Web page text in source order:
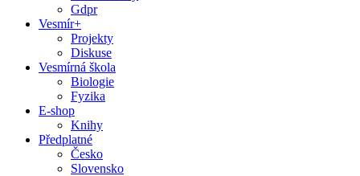
Gdpr
Vesmír+
Projekty
Diskuse
Vesmírná škola
Biologie
Fyzika
E-shop
Knihy
Předplatné
Česko
Slovensko